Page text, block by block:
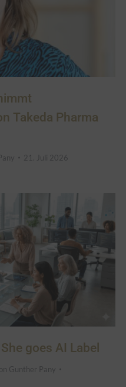
Takeda Pharma
21. Juli 2026
goes AI Label
Gunther Pany